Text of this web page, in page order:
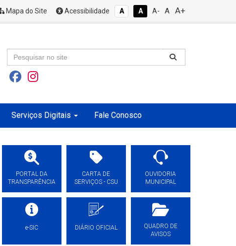
Mapa do Site Acessibilidade A A A- A A+
Serviços Digitais Fale Conosco
PORTAL DA
TRANSPARÊNCIA
CARTA DE
SERVIÇOS - CSU
OUVIDORIA
MUNICIPAL
e-SIC DIÁRIO OFICIAL
QUADRO DE
AVISOS